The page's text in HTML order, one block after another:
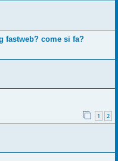
fastweb? come si fa?
1 2